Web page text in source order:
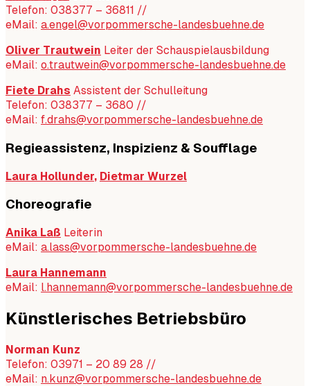
Telefon: 038377 – 36811 //
eMail: a.engel@vorpommersche-landesbuehne.de
Oliver Trautwein Leiter der Schauspielausbildung
eMail: o.trautwein@vorpommersche-landesbuehne.de
Fiete Drahs Assistent der Schulleitung
Telefon: 038377 – 3680 //
eMail: f.drahs@vorpommersche-landesbuehne.de
Regieassistenz, Inspizienz & Soufflage
Laura Hollunder, Dietmar Wurzel
Choreografie
Anika Laß Leiterin
eMail: a.lass@vorpommersche-landesbuehne.de
Laura Hannemann
eMail: l.hannemann@vorpommersche-landesbuehne.de
Künstlerisches Betriebsbüro
Norman Kunz
Telefon: 03971 – 20 89 28 //
eMail: n.kunz@vorpommersche-landesbuehne.de